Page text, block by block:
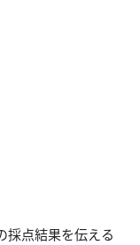
採点結果を伝える